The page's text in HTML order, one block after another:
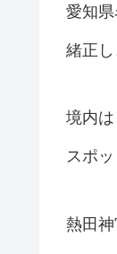
愛知
緒正し
境内
スポッ
熱田